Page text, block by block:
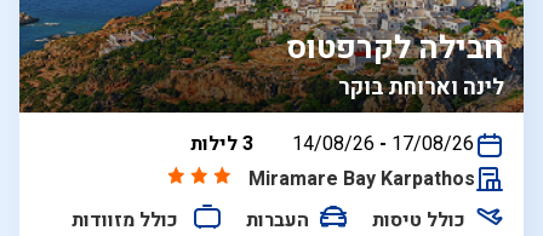
לינה וארוחת בוקר
חבילה לקרפטוס
בין
14/08/26 - 17/08/26
3 לילות
Miramare Bay Karpathos
כולל טיסות
העברות כולל מזוודות